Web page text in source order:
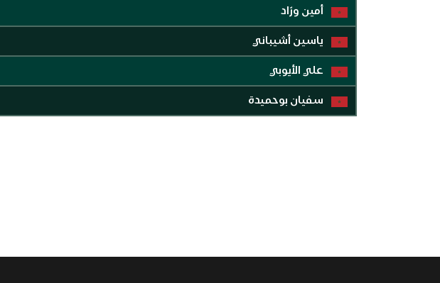
أمين ورّاد
ياسين أشيباني
علي الأيوبي
سفيان بوحميدة